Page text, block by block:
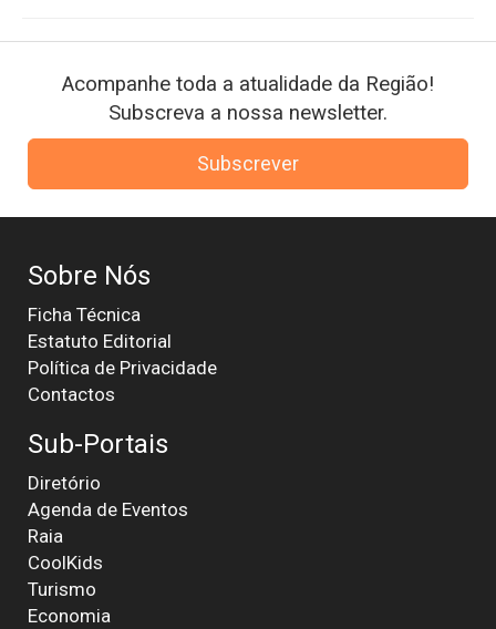
Acompanhe toda a atualidade da Região!
Subscreva a nossa newsletter.
Subscrever
Sobre Nós
Ficha Técnica
Estatuto Editorial
Política de Privacidade
Contactos
Sub-Portais
Diretório
Agenda de Eventos
Raia
CoolKids
Turismo
Economia